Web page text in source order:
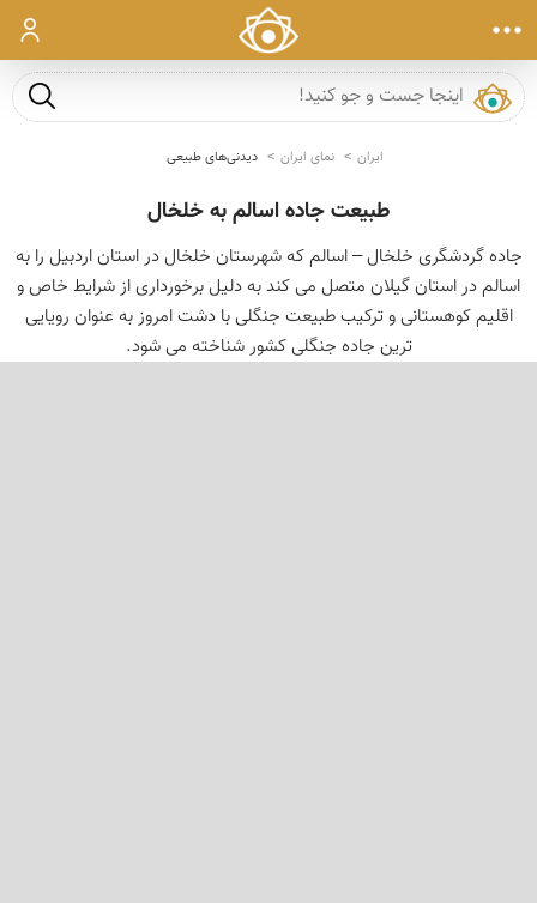
ورود
جست و
ایران نمای ایران دیدنی‌های طبیعی
طبیعت جاده اسالم به خلخال
جاده گردشگری خلخال – اسالم که شهرستان خلخال در استان اردبیل را به
اسالم در استان گیلان متصل می کند به دلیل برخورداری از شرایط خاص و
اقلیم کوهستانی و ترکیب طبیعت جنگلی با دشت امروز به عنوان رویایی
ترین جاده جنگلی کشور شناخته می شود.